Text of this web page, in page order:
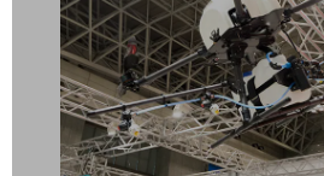
データ通信製品
ドコモケータイ
5G対応ホームルーター
通信モジュール製品